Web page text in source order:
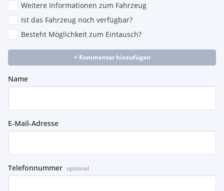
Weitere Informationen zum Fahrzeug
Ist das Fahrzeug noch verfügbar?
Besteht Möglichkeit zum Eintausch?
+ Kommentar hinzufügen
Name
E-Mail-Adresse
Telefonnummer optional